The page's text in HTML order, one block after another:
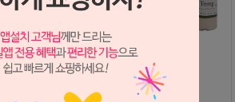
R-Temp 리퀴드 R-Temp 파우다
Hudens BIO